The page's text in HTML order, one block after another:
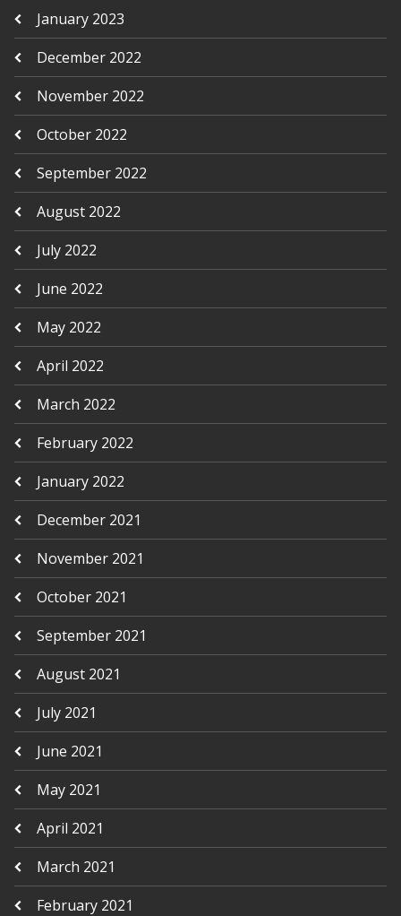
January 2023
December 2022
November 2022
October 2022
September 2022
August 2022
July 2022
June 2022
May 2022
April 2022
March 2022
February 2022
January 2022
December 2021
November 2021
October 2021
September 2021
August 2021
July 2021
June 2021
May 2021
April 2021
March 2021
February 2021